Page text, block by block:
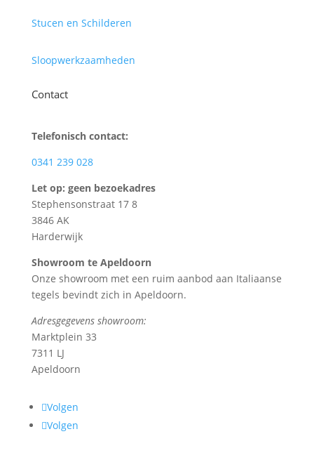
Stucen en Schilderen
Sloopwerkzaamheden
Contact
Telefonisch contact:
0341 239 028
Let op: geen bezoekadres
Stephensonstraat 17 8
3846 AK
Harderwijk
Showroom te Apeldoorn
Onze showroom met een ruim aanbod aan Italiaanse
tegels bevindt zich in Apeldoorn.
Adresgegevens showroom:
Marktplein 33
7311 LJ
Apeldoorn
Volgen
Volgen